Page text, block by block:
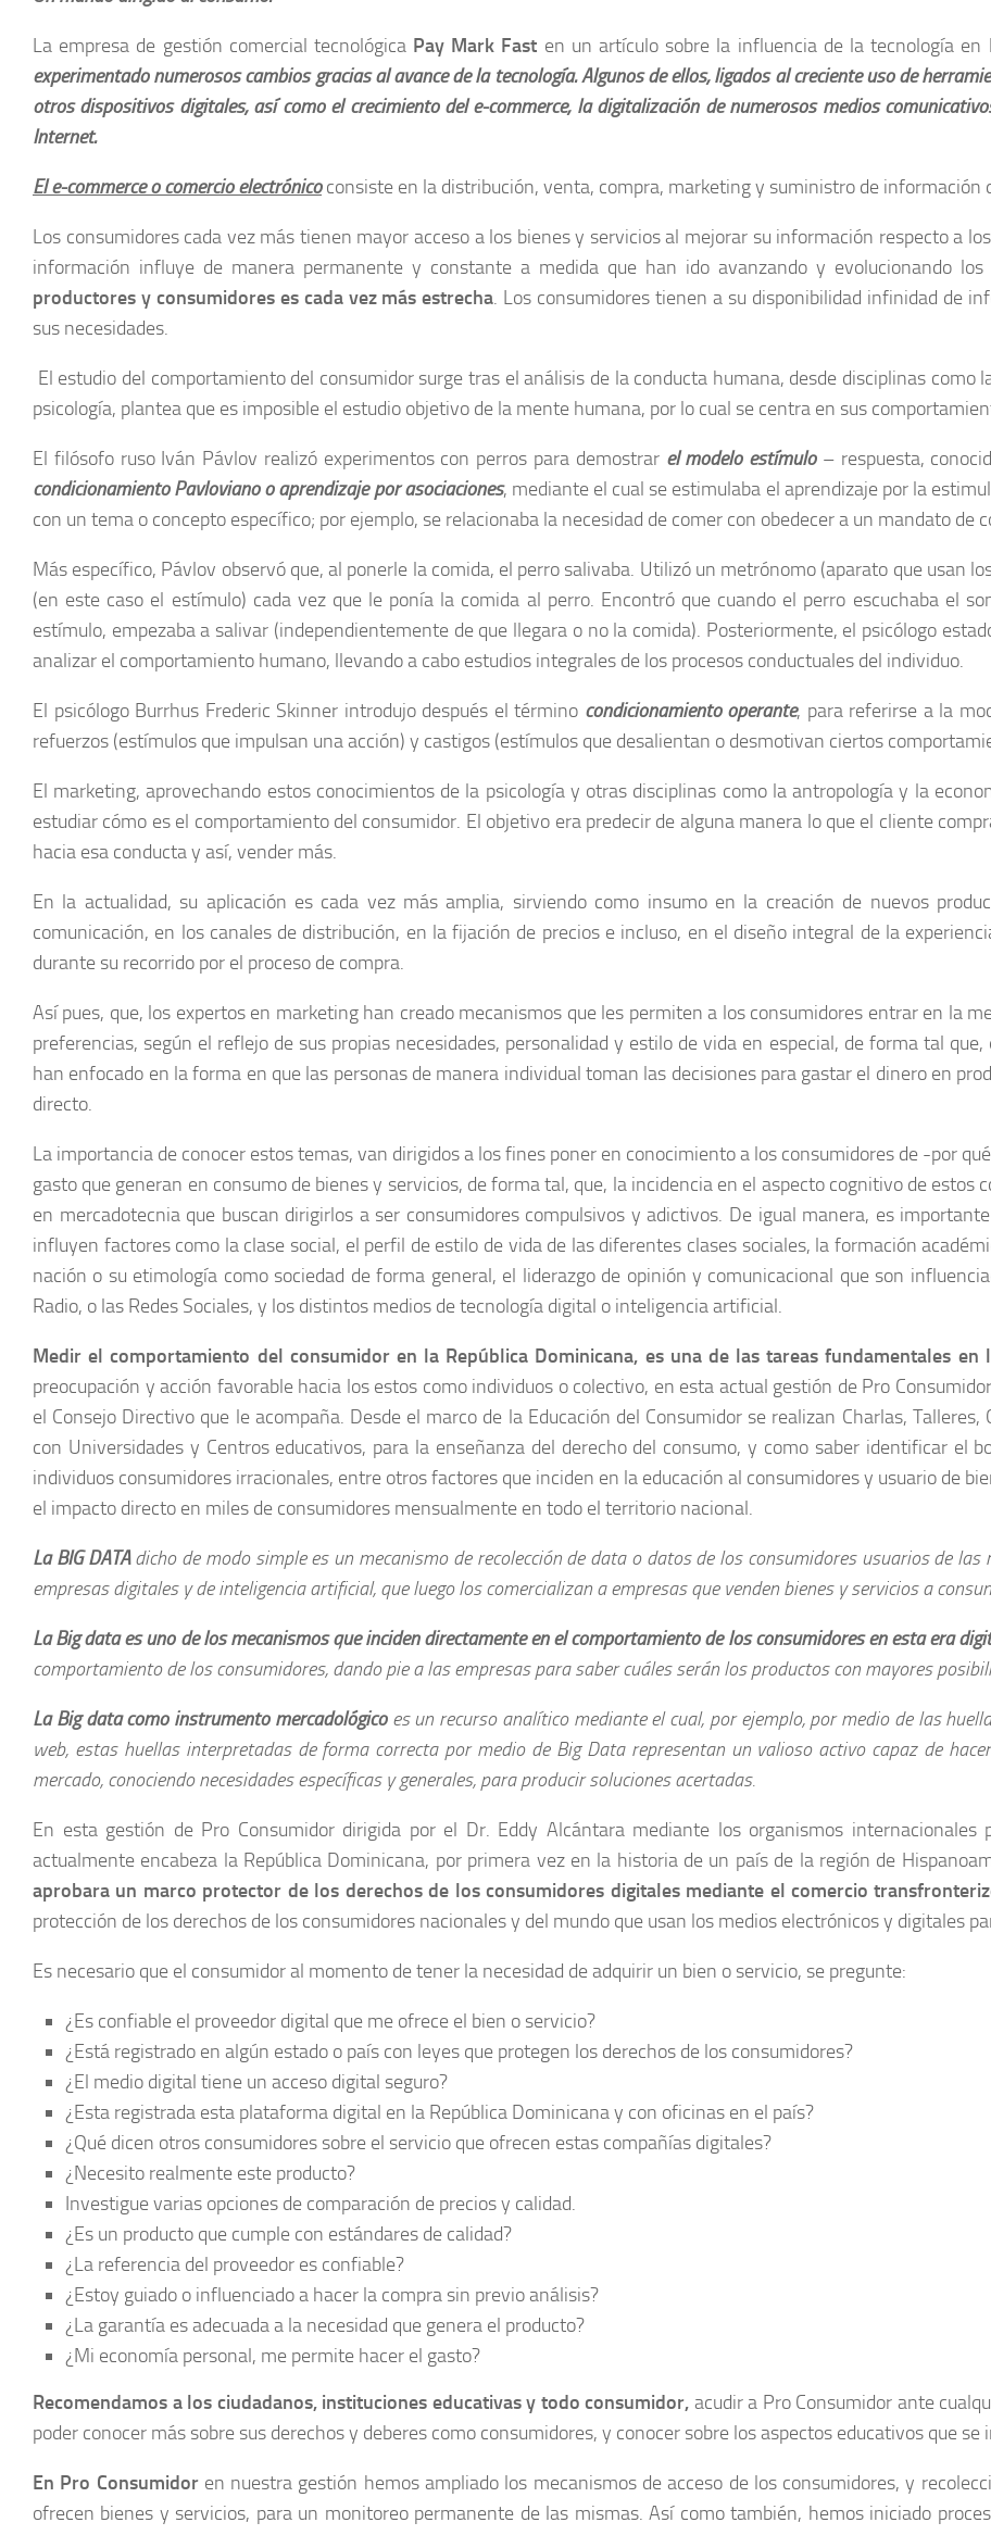
La empresa de gestión comercial tecnológica Pay Mark Fast en un artículo sobre la influencia de la tecnología en
experimentado numerosos cambios gracias al avance de la tecnología. Algunos de ellos, ligados al creciente uso de
otros dispositivos digitales, así como el crecimiento del e-commerce, la digitalización de numerosos medios
Internet.
El e-commerce o comercio electrónicoconsiste en la distribución, venta, compra, marketing y suministro de información
Los consumidores cada vez más tienen mayor acceso a los bienes y servicios al mejorar su información respecto a
información influye de manera permanente y constante a medida que han ido avanzando y evolucionando
productores y consumidores es cada vez más estrecha. Los consumidores tienen a su disponibilidad infinidad de
sus necesidades.
El estudio del comportamiento del consumidor surge tras el análisis de la conducta humana, desde disciplinas como
psicología, plantea que es imposible el estudio objetivo de la mente humana, por lo cual se centra en sus
El filósofo ruso Iván Pávlov realizó experimentos con perros para demostrar el modelo estímulo– respuesta,
condicionamiento Pavloviano o aprendizaje por asociaciones, mediante el cual se estimulaba el aprendizaje por la
con un tema o concepto específico; por ejemplo, se relacionaba la necesidad de comer con obedecer a un mandato de
Más específico, Pávlov observó que, al ponerle la comida, el perro salivaba. Utilizó un metrónomo (aparato que usan
(en este caso el estímulo) cada vez que le ponía la comida al perro. Encontró que cuando el perro escuchaba el
estímulo, empezaba a salivar (independientemente de que llegara o no la comida). Posteriormente, el psicólogo
analizar el comportamiento humano, llevando a cabo estudios integrales de los procesos conductuales del individuo.
El psicólogo Burrhus Frederic Skinner introdujo después el término condicionamiento operante, para referirse a la
refuerzos (estímulos que impulsan una acción) y castigos (estímulos que desalientan o desmotivan ciertos
El marketing, aprovechando estos conocimientos de la psicología y otras disciplinas como la antropología y la
estudiar cómo es el comportamiento del consumidor. El objetivo era predecir de alguna manera lo que el cliente
hacia esa conducta y así, vender más.
En la actualidad, su aplicación es cada vez más amplia, sirviendo como insumo en la creación de nuevos
comunicación, en los canales de distribución, en la fijación de precios e incluso, en el diseño integral de la
durante su recorrido por el proceso de compra.
Así pues, que, los expertos en marketing han creado mecanismos que les permiten a los consumidores entrar en la
preferencias, según el reflejo de sus propias necesidades, personalidad y estilo de vida en especial, de forma tal
han enfocado en la forma en que las personas de manera individual toman las decisiones para gastar el dinero en
directo.
La importancia de conocer estos temas, van dirigidos a los fines poner en conocimiento a los consumidores de -por
gasto que generan en consumo de bienes y servicios, de forma tal, que, la incidencia en el aspecto cognitivo de estos
en mercadotecnia que buscan dirigirlos a ser consumidores compulsivos y adictivos. De igual manera, es
influyen factores como la clase social, el perfil de estilo de vida de las diferentes clases sociales, la formación
nación o su etimología como sociedad de forma general, el liderazgo de opinión y comunicacional que son
Radio, o las Redes Sociales, y los distintos medios de tecnología digital o inteligencia artificial.
Medir el comportamiento del consumidor en la República Dominicana, es una de las tareas fundamentales en
preocupación y acción favorable hacia los estos como individuos o colectivo, en esta actual gestión de Pro
el Consejo Directivo que le acompaña. Desde el marco de la Educación del Consumidor se realizan Charlas,
con Universidades y Centros educativos, para la enseñanza del derecho del consumo, y como saber identificar el
individuos consumidores irracionales, entre otros factores que inciden en la educación al consumidores y usuario de
el impacto directo en miles de consumidores mensualmente en todo el territorio nacional.
La BIG DATAdicho de modo simple es un mecanismo de recolección de data o datos de los consumidores usuarios de
empresas digitales y de inteligencia artificial, que luego los comercializan a empresas que venden bienes y servicios a
La Big data es uno de los mecanismos que inciden directamente en el comportamiento de los consumidores en esta era
comportamiento de los consumidores, dando pie a las empresas para saber cuáles serán los productos con mayores
La Big data como instrumento mercadológico es un recurso analítico mediante el cual, por ejemplo, por medio de las
web, estas huellas interpretadas de forma correcta por medio de Big Data representan un valioso activo capaz de
mercado, conociendo necesidades específicas y generales, para producir soluciones acertadas.
En esta gestión de Pro Consumidor dirigida por el Dr. Eddy Alcántara mediante los organismos internacionales
actualmente encabeza la República Dominicana, por primera vez en la historia de un país de la región de
aprobara un marco protector de los derechos de los consumidores digitales mediante el comercio
protección de los derechos de los consumidores nacionales y del mundo que usan los medios electrónicos y digitales
Es necesario que el consumidor al momento de tener la necesidad de adquirir un bien o servicio, se pregunte:
¿Es confiable el proveedor digital que me ofrece el bien o servicio?
¿Está registrado en algún estado o país con leyes que protegen los derechos de los consumidores?
¿El medio digital tiene un acceso digital seguro?
¿Esta registrada esta plataforma digital en la República Dominicana y con oficinas en el país?
¿Qué dicen otros consumidores sobre el servicio que ofrecen estas compañías digitales?
¿Necesito realmente este producto?
Investigue varias opciones de comparación de precios y calidad.
¿Es un producto que cumple con estándares de calidad?
¿La referencia del proveedor es confiable?
¿Estoy guiado o influenciado a hacer la compra sin previo análisis?
¿La garantía es adecuada a la necesidad que genera el producto?
¿Mi economía personal, me permite hacer el gasto?
Recomendamos a los ciudadanos, instituciones educativas y todo consumidor, acudir a Pro Consumidor ante
poder conocer más sobre sus derechos y deberes como consumidores, y conocer sobre los aspectos educativos que
En Pro Consumidoren nuestra gestión hemos ampliado los mecanismos de acceso de los consumidores, y
ofrecen bienes y servicios, para un monitoreo permanente de las mismas. Así como también, hemos iniciado